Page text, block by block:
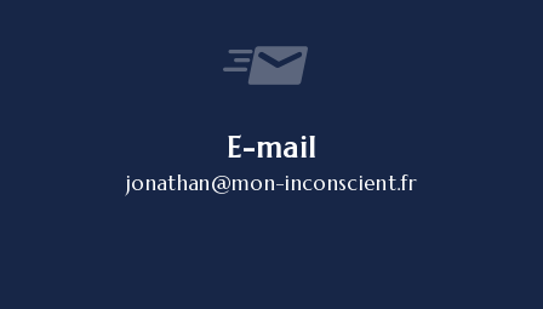
E-mail
jonathan@mon-inconscient.fr